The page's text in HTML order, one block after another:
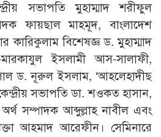
সভাপতি মুহাম্মাদ শরীফুল
ফায়ছাল মাহমূদ, বাংলাদেশ
কারিকুলাম বিশেষজ্ঞ ড. মুহাম্মাদ
ইসলামী আস-সালাফী,
ড. নূরুল ইসলাম, ‘আহলেহাদীছ
সভাপতি ডা. শওকত হাসান,
সম্পাদক আব্দুল্লাহ নাবীল এবং
আহমাদ আরেফীন। সেমিনারে